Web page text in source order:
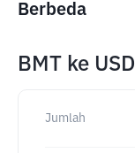
Berbeda
BMT ke USD
Jumlah